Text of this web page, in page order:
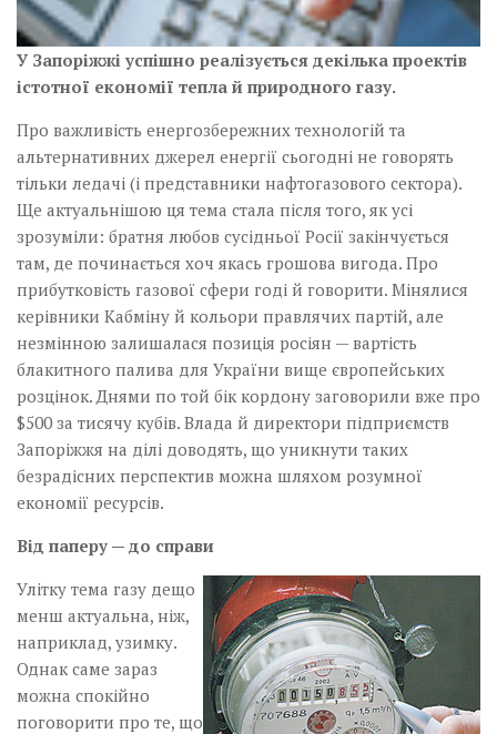
У Запоріжжі успішно реалізується декілька проектів
істотної економії тепла й природного газу.
Про важливість енергозбережних технологій та
альтернативних джерел енергії сьогодні не говорять
тільки ледачі (і представники нафтогазового сектора).
Ще актуальнішою ця тема стала після того, як усі
зрозуміли: братня любов сусідньої Росії закінчується
там, де починається хоч якась грошова вигода. Про
прибутковість газової сфери годі й говорити. Мінялися
керівники Кабміну й кольори правлячих партій, але
незмінною залишалася позиція росіян — вартість
блакитного палива для України вище європейських
розцінок. Днями по той бік кордону заговорили вже про
$500 за тисячу кубів. Влада й директори підприємств
Запоріжжя на ділі доводять, що уникнути таких
безрадісних перспектив можна шляхом розумної
економії ­ресурсів.
Від паперу — до справи
Улітку тема газу дещо
менш актуальна, ніж,
наприклад, узимку.
Однак саме зараз
можна спокійно
поговорити про те, що